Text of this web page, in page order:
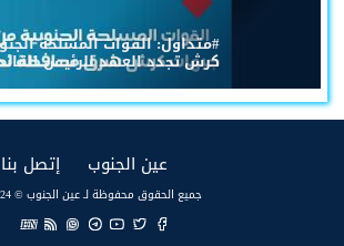
#متداول: القوات المسلحة
كرش تجدد العهد للرئيس
عين الجنوب إتصل بنا
جميع الحقوق محفوظة لـ عين الجنوب © 2024
EN